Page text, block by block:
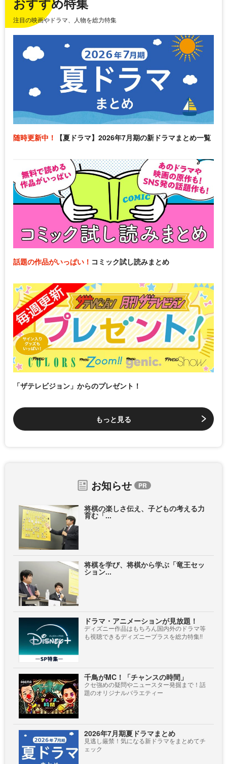
注目の映画やドラマ、人物を総力特集
随時更新中！ 【夏ドラマ】2026年7月期の新ドラマまとめ一覧
話題の作品がいっぱい！ コミック試し読みまとめ
「ザテレビジョン」からのプレゼント！
もっと見る
お知らせ
将棋の楽しさ伝え、子どもの考える力
育む「...
将棋を学び、将棋から学ぶ「竜王セッ
ション...
ドラマ・アニメーションが見放題！
ディズニー作品はもちろん国内外のドラマ等
も視聴できるディズニープラスを総力特集!!
千鳥がMC！「チャンスの時間」
クセ強めの疑問やニュースター発掘まで！話
題のオリジナルバラエティー
2026年7月期夏ドラマまとめ
見逃し厳禁！気になる新ドラマをまとめてチ
ェック